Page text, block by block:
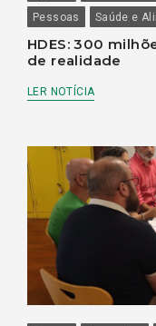
Pessoas
Saúde e
HDES: 300
de realidade
LER NOTÍCIA